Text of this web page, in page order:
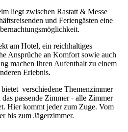
liegt zwischen Rastatt & Messe
und Feriengästen eine
am Hotel, ein reichhaltiges
Ansprüche an Komfort sowie auch
machen Ihren Aufenthalt zu einem
Erlebnis.
verschiedene Themenzimmer
passende Zimmer - alle Zimmer
Hier kommt jeder zum Zuge. Vom
bis zum Jägerzimmer.